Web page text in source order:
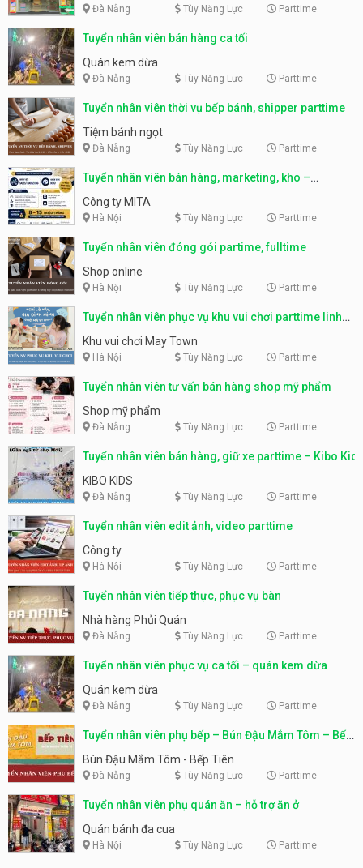
Đà Nẵng Tùy Năng Lực Parttime
Tuyển nhân viên bán hàng ca tối
Quán kem dừa
Đà Nẵng Tùy Năng Lực Parttime
Tuyển nhân viên thời vụ bếp bánh, shipper parttime
Tiệm bánh ngọt
Đà Nẵng Tùy Năng Lực Parttime
Tuyển nhân viên bán hàng, marketing, kho –
parttime, fulltime
Công ty MITA
Hà Nội Tùy Năng Lực Parttime
Tuyển nhân viên đóng gói partime, fulltime
Shop online
Hà Nội Tùy Năng Lực Parttime
Tuyển nhân viên phục vụ khu vui chơi parttime linh
động
Khu vui chơi May Town
Hà Nội Tùy Năng Lực Parttime
Tuyển nhân viên tư vấn bán hàng shop mỹ phẩm
Shop mỹ phẩm
Đà Nẵng Tùy Năng Lực Parttime
Tuyển nhân viên bán hàng, giữ xe parttime – Kibo Kid
KIBO KIDS
Đà Nẵng Tùy Năng Lực Parttime
Tuyển nhân viên edit ảnh, video parttime
Công ty
Hà Nội Tùy Năng Lực Parttime
Tuyển nhân viên tiếp thực, phục vụ bàn
Nhà hàng Phủi Quán
Đà Nẵng Tùy Năng Lực Parttime
Tuyển nhân viên phục vụ ca tối – quán kem dừa
Quán kem dừa
Đà Nẵng Tùy Năng Lực Parttime
Tuyển nhân viên phụ bếp – Bún Đậu Mắm Tôm – Bếp
Tiên
Bún Đậu Mắm Tôm - Bếp Tiên
Đà Nẵng Tùy Năng Lực Parttime
Tuyển nhân viên phụ quán ăn – hỗ trợ ăn ở
Quán bánh đa cua
Hà Nội Tùy Năng Lực Parttime